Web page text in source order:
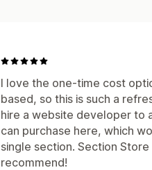
I love the one-time cost
based, so this is such a
hire a website developer to
can purchase here, which
single section. Section
recommend!